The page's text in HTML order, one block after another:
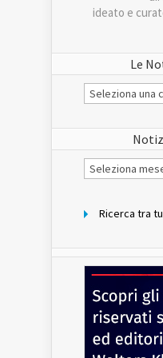
ideato e
Le
Le
Notizie
Notizie
per
Ricerca tra